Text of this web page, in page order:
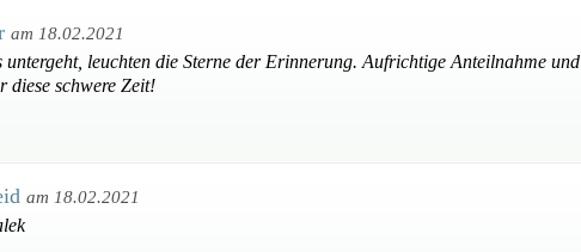
am 18.02.2021
untergeht, leuchten die Sterne der Erinnerung. Aufrichtige Anteilnahme und
diese schwere Zeit!
am 18.02.2021